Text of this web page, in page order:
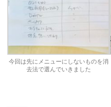
今回は先にメニューにしないものを消
去法で選んでいきました